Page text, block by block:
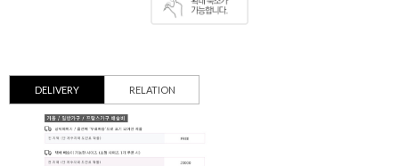
DELIVERY RELATION